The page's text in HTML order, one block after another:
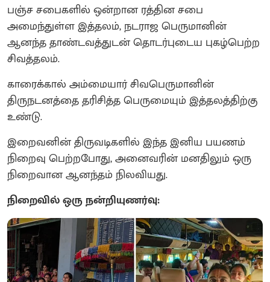
பஞ்ச சபைகளில் ஒன்றான ரத்தின சபை
அமைந்துள்ள இத்தலம், நடராஜ பெருமானின்
ஆனந்த தாண்டவத்துடன் தொடர்புடைய புகழ்பெற்ற
சிவத்தலம்.
காரைக்கால் அம்மையார் சிவபெருமானின்
திருநடனத்தை தரிசித்த பெருமையும் இத்தலத்திற்கு
உண்டு.
இறைவனின் திருவடிகளில் இந்த இனிய பயணம்
நிறைவு பெற்றபோது, அனைவரின் மனதிலும் ஒரு
நிறைவான ஆனந்தம் நிலவியது.
நிறைவில் ஒரு நன்றியுணர்வு: